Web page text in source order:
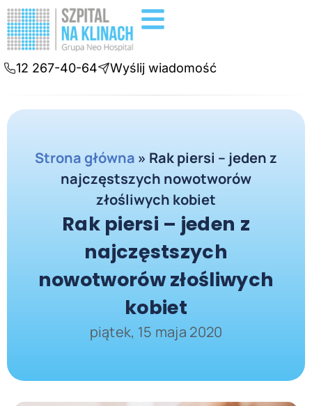
12 267-40-64 Wyślij wiadomość
Strona główna » Rak piersi – jeden z
najczęstszych nowotworów
złośliwych kobiet
Rak piersi – jeden z
najczęstszych
nowotworów złośliwych
kobiet
piątek, 15 maja 2020